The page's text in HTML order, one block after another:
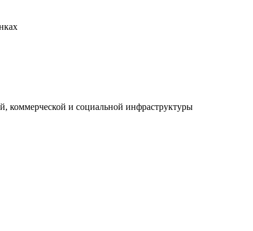
коммерческой и социальной инфраструктуры